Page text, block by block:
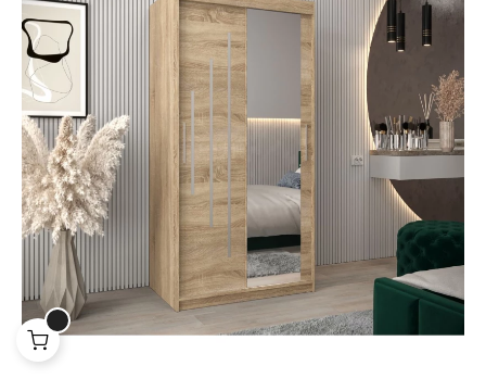
ochrana súkromia
Tento web ukladá v súlade so zákonmi na vaše zariadenie
súbory cookies. Cookies súbory používame na personalizáciu
obsahu a reklám a tiež na analytické účely. Odsúhlaste prosím
ich nastavenia pre ďalšie používanie webu a taktiež pre využitie,
odovzdanie a zobrazenie cielenej reklamy na sociálnych a
reklamných sieťach vrátane ďalších webov. Viac o cookies.
Viac o cookies.
Prijať všetky súbory cookie